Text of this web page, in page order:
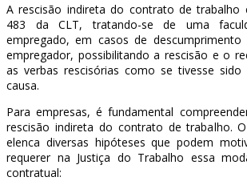
A rescisão indireta do contrato de trabalho
483 da CLT, tratando-se de uma
empregado, em casos de
empregador, possibilitando a rescisão e o
as verbas rescisórias como se tivesse
causa.
Para empresas, é fundamental
rescisão indireta do contrato de trabalho.
elenca diversas hipóteses que podem
requerer na Justiça do Trabalho essa
contratual: